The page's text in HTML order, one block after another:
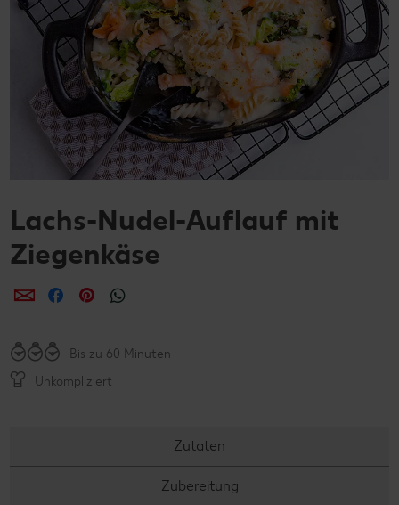
Lachs-Nudel-Auflauf mit
Ziegenkäse
per E-Mail teilen
per Facebook teilen
per Pinterest teilen
Bis zu 60 Minuten
Unkompliziert
Zutaten
Zubereitung